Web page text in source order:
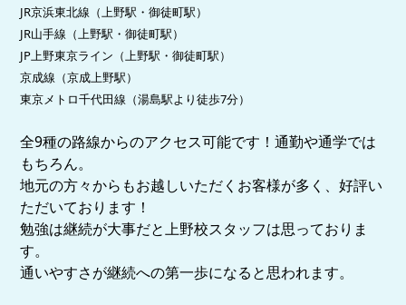
JR京浜東北線（上野駅・御徒町駅）
JR山手線（上野駅・御徒町駅）
JP上野東京ライン （上野駅・御徒町駅）
京成線（京成上野駅）
東京メトロ千代田線（湯島駅より徒歩7分）
全9種の路線からのアクセス可能です！通勤や通学では
もちろん。
地元の方々からもお越しいただくお客様が多く、好評い
ただいております！
勉強は継続が大事だと上野校スタッフは思っておりま
す。
通いやすさが継続への第一歩になると思われます。